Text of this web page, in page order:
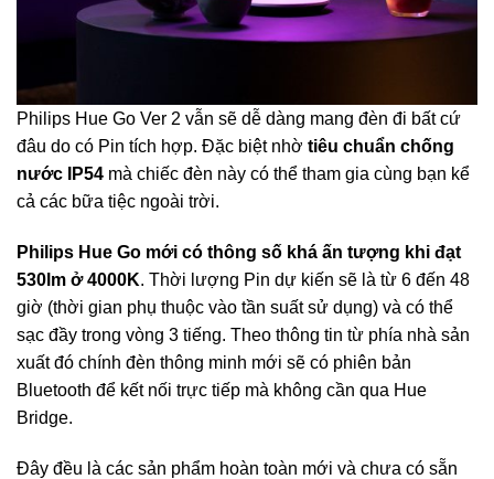
Philips Hue Go Ver 2 vẫn sẽ dễ dàng mang đèn đi bất cứ
đâu do có Pin tích hợp. Đặc biệt nhờ tiêu chuẩn chống
nước IP54 mà chiếc đèn này có thể tham gia cùng bạn kể
cả các bữa tiệc ngoài trời.
Philips Hue Go mới có thông số khá ấn tượng khi đạt
530lm ở 4000K. Thời lượng Pin dự kiến sẽ là từ 6 đến 48
giờ (thời gian phụ thuộc vào tần suất sử dụng) và có thể
sạc đầy trong vòng 3 tiếng. Theo thông tin từ phía nhà sản
xuất đó chính đèn thông minh mới sẽ có phiên bản
Bluetooth để kết nối trực tiếp mà không cần qua Hue
Bridge.
Đây đều là các sản phẩm hoàn toàn mới và chưa có sẵn